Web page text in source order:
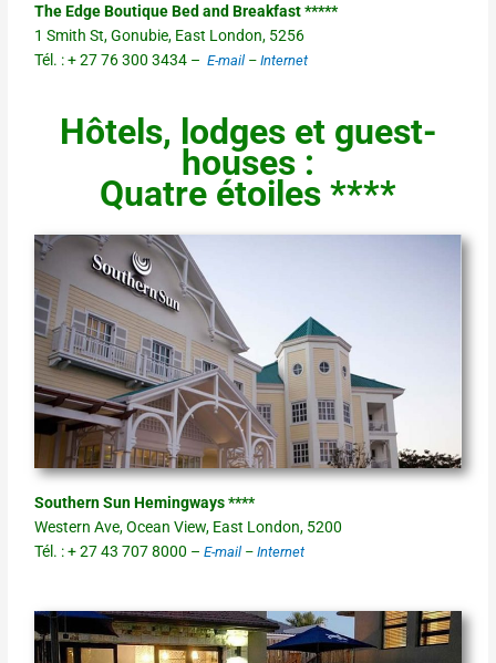
The Edge Boutique Bed and Breakfast *****
1 Smith St, Gonubie, East London, 5256
Tél. : + 27 76 300 3434 –E-mail –Internet
Hôtels, lodges et guest-
houses :
Quatre étoiles ****
Southern Sun Hemingways ****
Western Ave, Ocean View, East London, 5200
Tél. : + 27 43 707 8000 –E-mail –Internet